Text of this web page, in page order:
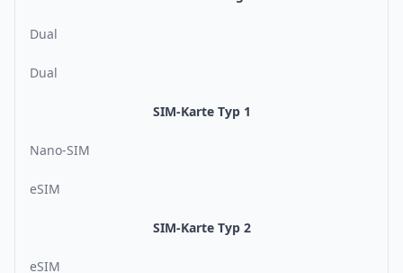
Dual
Dual
SIM-Karte Typ 1
Nano-SIM
eSIM
SIM-Karte Typ 2
eSIM